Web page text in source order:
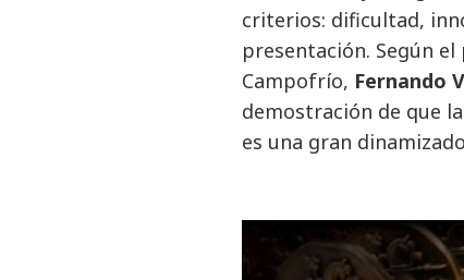
criterios: dificultad,
presentación. Según el
Campofrío, Fernando
demostración de que
es una gran